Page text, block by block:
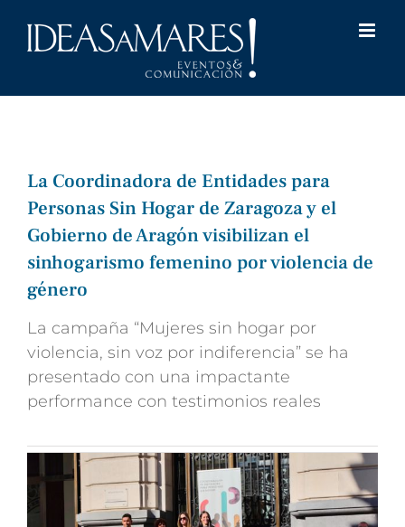
La Coordinadora de Entidades para
Personas Sin Hogar de Zaragoza y el
Gobierno de Aragón visibilizan el
sinhogarismo femenino por violencia de
género
La campaña “Mujeres sin hogar por
violencia, sin voz por indiferencia” se ha
presentado con una impactante
performance con testimonios reales